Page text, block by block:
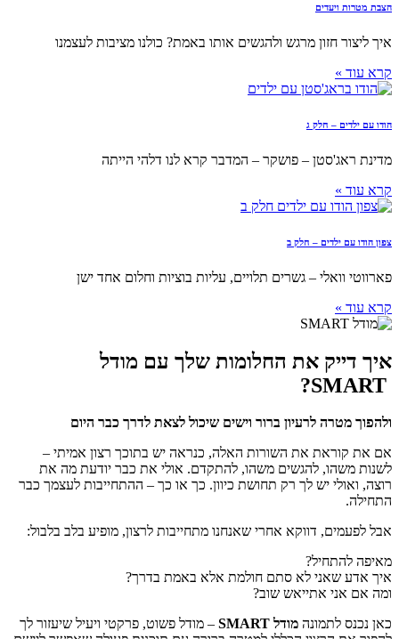
הצבת מטרות ויעדים
איך ליצור חזון מרגש ולהגשים אותו באמת? כולנו מציבות לעצמנו
קרא עוד »
הודו עם ילדים – חלק ג
מדינת ראג'סטן – פושקר – המדבר קרא לנו דלהי הייתה
קרא עוד »
צפון הודו עם ילדים – חלק ב
פארווטי וואלי – גשרים תלויים, עליות בוציות וחלום אחד ישן
קרא עוד »
איך דייק את החלומות שלך עם מודל
ולהפוך מטרה לרעיון ברור וישים שיכול לצאת לדרך כבר היום
אם את קוראת את השורות האלה, כנראה יש בתוכך רצון אמיתי –
לשנות משהו, להגשים משהו, להתקדם. אולי את כבר יודעת מה את
רוצה, ואולי יש לך רק תחושת כיוון. כך או כך – ההתחייבות לעצמך כבר
התחילה.
אבל לפעמים, דווקא אחרי שאנחנו מתחייבות לרצון, מופיע בלב בלבול:
מאיפה להתחיל?
איך אדע שאני לא סתם חולמת אלא באמת בדרך?
ומה אם אני אתייאש שוב?
כאן נכנס לתמונה מודל
– מודל פשוט, פרקטי ויעיל שיעזור לך